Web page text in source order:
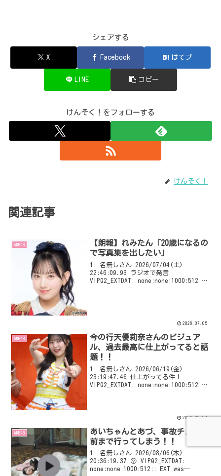
シェアする
X Facebook はてブ
LINE コピー
けんそく！をフォローする
けんそく！
関連記事
AKB48
【朗報】れみたん「20歳になるの
で写真集を出したい」
1: 名無しさん 2026/07/04(土)
22:46:09.93 ラジオで発言
VIPQ2_EXTDAT: none:none:1000:512::
2026.07.05
AKB48
今の行天優莉奈さんのビジュア
ル、過去最高に仕上がってると話
題！！
1: 名無しさん 2026/06/19(金)
23:19:47.46 仕上がってる件！
VIPQ2_EXTDAT: none:none:1000:512::
2026.06.20
AKB48
あいちゃんとあづ、事故チュー寸
前まで行ってしまう！！
1: 名無しさん 2026/08/06(木)
20:36:19.37 😚 VIPQ2_EXTDAT:
none:none:1000:512:: EXT was